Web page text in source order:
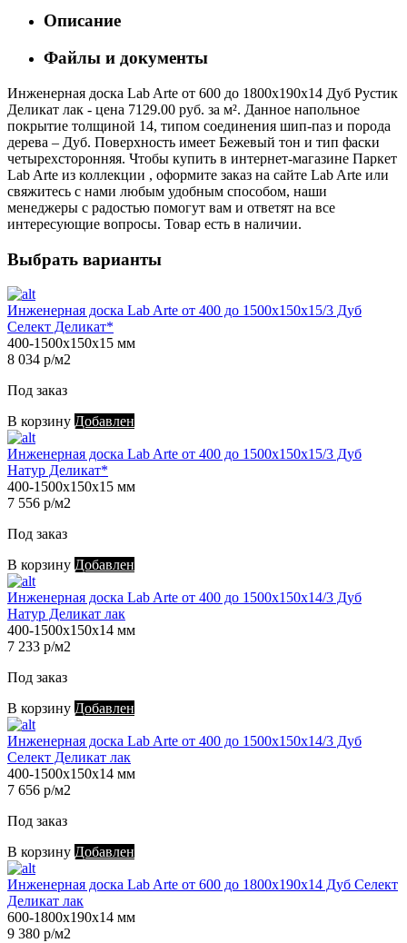
Описание
Файлы и документы
Инженерная доска Lab Arte от 600 до 1800х190х14 Дуб Рустик
Деликат лак - цена 7129.00 руб. за м². Данное напольное
покрытие толщиной 14, типом соединения шип-паз и порода
дерева – Дуб. Поверхность имеет Бежевый тон и тип фаски
четырехсторонняя. Чтобы купить в интернет-магазине Паркет
Lab Arte из коллекции , оформите заказ на сайте Lab Arte или
свяжитесь с нами любым удобным способом, наши
менеджеры с радостью помогут вам и ответят на все
интересующие вопросы. Товар есть в наличии.
Выбрать варианты
Инженерная доска Lab Arte от 400 до 1500х150х15/3 Дуб
Селект Деликат*
400-1500х150х15 мм
8 034 р/м2
Под заказ
В корзину Добавлен
Инженерная доска Lab Arte от 400 до 1500х150х15/3 Дуб
Натур Деликат*
400-1500х150х15 мм
7 556 р/м2
Под заказ
В корзину Добавлен
Инженерная доска Lab Arte от 400 до 1500х150х14/3 Дуб
Натур Деликат лак
400-1500х150х14 мм
7 233 р/м2
Под заказ
В корзину Добавлен
Инженерная доска Lab Arte от 400 до 1500х150х14/3 Дуб
Селект Деликат лак
400-1500х150х14 мм
7 656 р/м2
Под заказ
В корзину Добавлен
Инженерная доска Lab Arte от 600 до 1800х190х14 Дуб Селект
Деликат лак
600-1800х190х14 мм
9 380 р/м2